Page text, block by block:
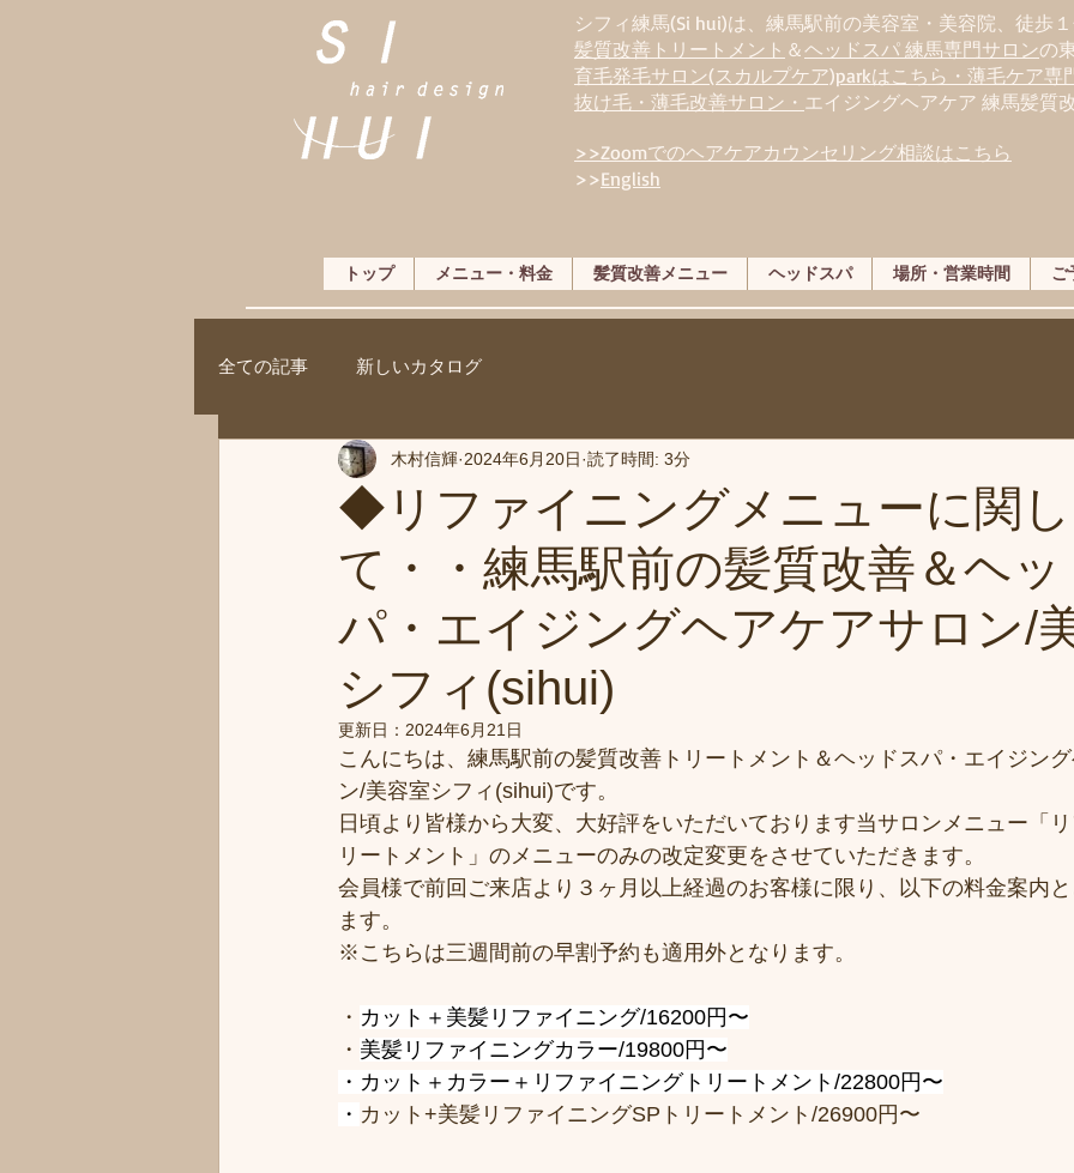
シフィ練馬(Si hui)は、 練馬駅前の美容室・美容院、徒歩
髪質改善トリートメント ＆ヘッドスパ 練馬専門サロンの
育毛発毛サロン(スカルプケア)parkはこちら・薄毛ケア専
抜け毛・薄毛改善サロン・ エイジングヘアケア 練馬髪質
>>Zoomでのヘアケアカウンセリング相談はこちら
>>English
トップ メニュー・料金 髪質改善メニュー ヘッドスパ 場所・営業時間 ご
全ての記事 新しいカタログ
◆リファイニングメニューに関
て・・練馬駅前の髪質改善＆ヘッ
パ・エイジングヘアケアサロン/
シフィ(sihui)
木村信輝 2024年6月20日 読了時間: 3分
更新日： 2024年6月21日
こんにちは、練馬駅前の髪質改善トリートメント＆ヘッドスパ・エイジン
ン/美容室シフィ(sihui)です。
日頃より皆様から大変、大好評をいただいております当サロンメニュー「
リートメント」のメニューのみの改定変更をさせていただきます。
会員様で前回ご来店より３ヶ月以上経過のお客様に限り、以下の料金案内
ます。
※こちらは三週間前の早割予約も適用外となります。
・ カット＋美髪リファイニング/16200円〜
・ 美髪リファイニングカラー/19800円〜
・カット＋カラー＋リファイニングトリートメント/22800円〜
・ カット+美髪リファイニングSPトリートメント/26900円〜